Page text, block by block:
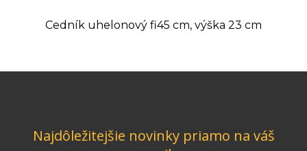
Cedník uhelonový fi45 cm, výška 23 cm
Najdôležitejšie novinky priamo na váš